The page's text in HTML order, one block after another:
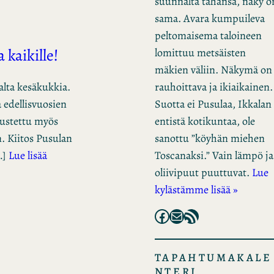
kaikille!
kesäkukkia.
myös
Kiitos Pusulan
Lue lisää
sama. Avara kumpuileva
peltomaisema taloineen
lomittuu metsäisten
mäkien väliin. Näkymä on
rauhoittava ja ikiaikainen.
Suotta ei Pusulaa, Ikkalan
entistä kotikuntaa, ole
sanottu ”köyhän miehen
Toscanaksi.” Vain lämpö ja
oliivipuut puuttuvat. Lue
kylästämme lisää »
Facebook Mail RSS Feed
TAPAHTUMAKALE